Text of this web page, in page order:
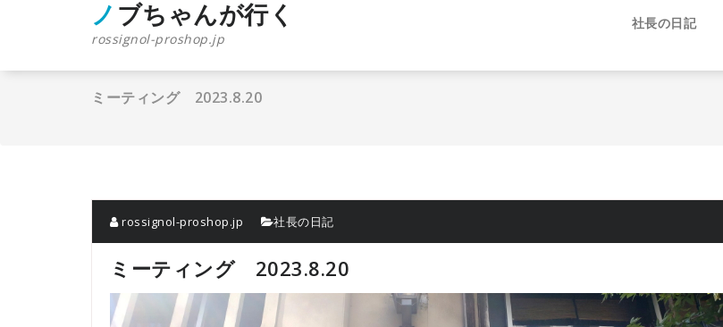
ノブちゃんが行く
rossignol-proshop.jp
社長の日記
ミーティング 2023.8.20
rossignol-proshop.jp 社長の日記
ミーティング 2023.8.20